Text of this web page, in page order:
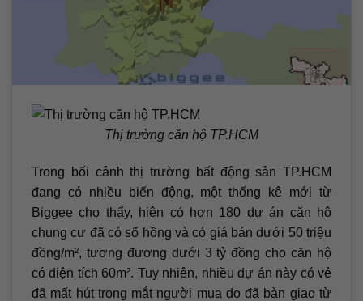
Thị trường căn hộ TP.HCM
Trong bối cảnh thị trường bất động sản TP.HCM
đang có nhiều biến động, một thống kê mới từ
Biggee cho thấy, hiện có hơn 180 dự án căn hộ
chung cư đã có sổ hồng và có giá bán dưới 50 triệu
đồng/m², tương đương dưới 3 tỷ đồng cho căn hộ
có diện tích 60m². Tuy nhiên, nhiều dự án này có vẻ
đã mất hút trong mắt người mua do đã bàn giao từ